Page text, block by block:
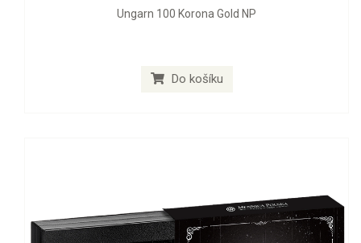
Ungarn 100 Korona Gold NP
Do košíku